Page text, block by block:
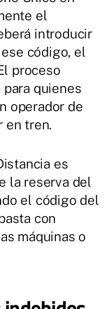
el
introducir
código, el
proceso
quienes
operador de
en tren.
es
la reserva del
el código del
con
máquinas o